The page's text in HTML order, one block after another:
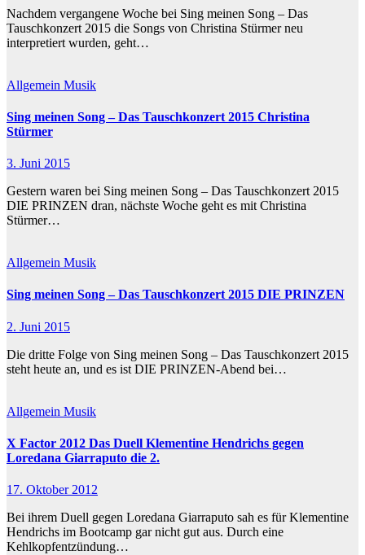
Nachdem vergangene Woche bei Sing meinen Song – Das
Tauschkonzert 2015 die Songs von Christina Stürmer neu
interpretiert wurden, geht…
Allgemein Musik
Sing meinen Song – Das Tauschkonzert 2015 Christina
Stürmer
3. Juni 2015
Gestern waren bei Sing meinen Song – Das Tauschkonzert 2015
DIE PRINZEN dran, nächste Woche geht es mit Christina
Stürmer…
Allgemein Musik
Sing meinen Song – Das Tauschkonzert 2015 DIE PRINZEN
2. Juni 2015
Die dritte Folge von Sing meinen Song – Das Tauschkonzert 2015
steht heute an, und es ist DIE PRINZEN-Abend bei…
Allgemein Musik
X Factor 2012 Das Duell Klementine Hendrichs gegen
Loredana Giarraputo die 2.
17. Oktober 2012
Bei ihrem Duell gegen Loredana Giarraputo sah es für Klementine
Hendrichs im Bootcamp gar nicht gut aus. Durch eine
Kehlkopfentzündung…